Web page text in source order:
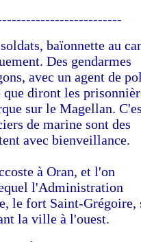
baïonnette au
Des gendarmes
avec un agent de
que diront les
sur le Magellan.
de marine sont des
avec bienveillance.
à Oran, et l'on
l'Administration
le fort Saint-Grégoire,
la ville à l'ouest.